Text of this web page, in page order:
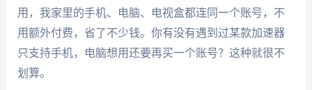
用，我家里的手机、电脑、电视盒都连同一个账号，不
用额外付费，省了不少钱。你有没有遇到过某款加速器
只支持手机，电脑想用还要再买一个账号？这种就很不
划算。